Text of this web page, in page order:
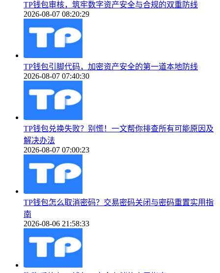
TP钱包审核，筑牢数字资产安全与合规的双重防线
2026-08-07 08:20:29
TP钱包引脚代码，加密资产安全的第一道本地防线
2026-08-07 07:40:30
TP钱包兑换失败？别慌！一文帮你排查所有可能原因及
解决办法
2026-08-07 07:00:23
TP钱包怎么取消密码？交易密码关闭与密码重置实用指
南
2026-08-06 21:58:33